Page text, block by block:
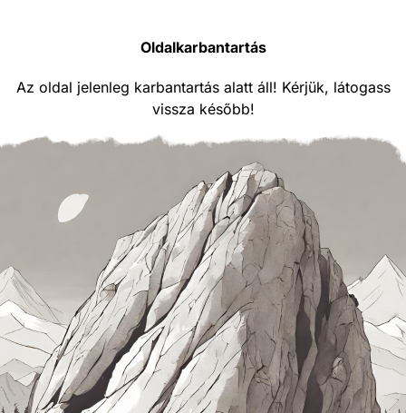
Oldalkarbantartás
Az oldal jelenleg karbantartás alatt áll! Kérjük, látogass
vissza később!